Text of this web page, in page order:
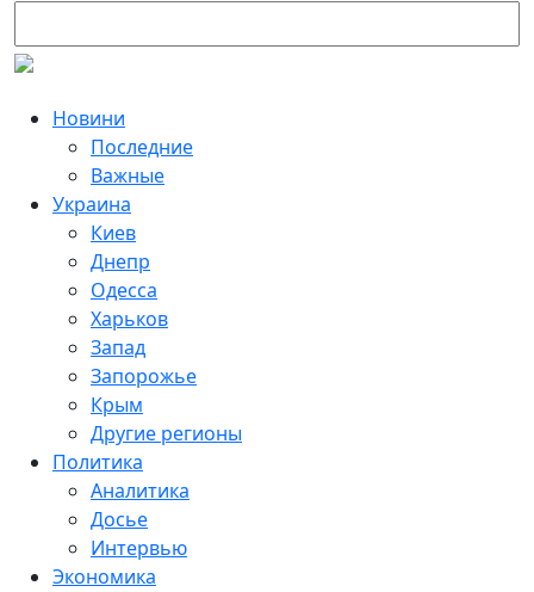
Новини
Последние
Важные
Украина
Киев
Днепр
Одесса
Харьков
Запад
Запорожье
Крым
Другие регионы
Политика
Аналитика
Досье
Интервью
Экономика